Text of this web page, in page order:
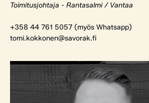
Toimitusjohtaja - Rantasalmi / Vantaa
+358 44 761 5057 (myös Whatsapp)
tomi.kokkonen@savorak.fi